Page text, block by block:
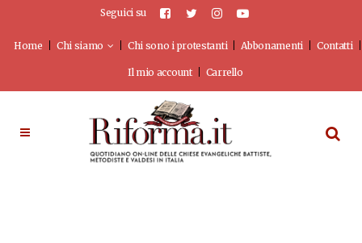
Seguici su
Home Chi siamo Chi sono i protestanti Abbonamenti Contatti
Il mio account Carrello